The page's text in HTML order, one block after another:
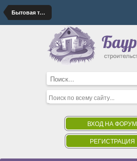
Бытовая техника
ВХОД НА ФОРУМ
РЕГИСТРАЦИЯ